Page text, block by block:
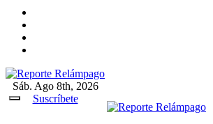
Reporte Relámpago
Claridad y rigor en cada
Sáb. Ago 8th, 2026
Suscríbete